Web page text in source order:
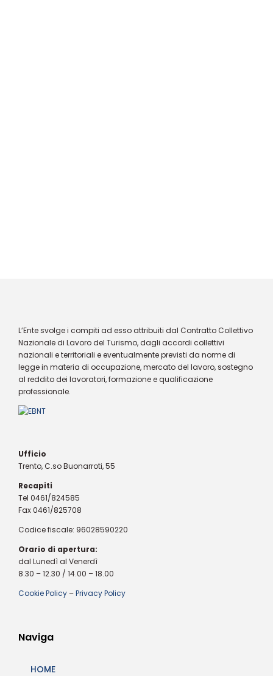
L’Ente svolge i compiti ad esso attribuiti dal Contratto Collettivo
Nazionale di Lavoro del Turismo, dagli accordi collettivi
nazionali e territoriali e eventualmente previsti da norme di
legge in materia di occupazione, mercato del lavoro, sostegno
al reddito dei lavoratori, formazione e qualificazione
professionale.
Ufficio
Trento, C.so Buonarroti, 55
Recapiti
Tel 0461/824585
Fax 0461/825708
Codice fiscale: 96028590220
Orario di apertura:
dal Lunedì al Venerdì
8.30 – 12.30 / 14.00 – 18.00
Cookie Policy –Privacy Policy
Naviga
HOME